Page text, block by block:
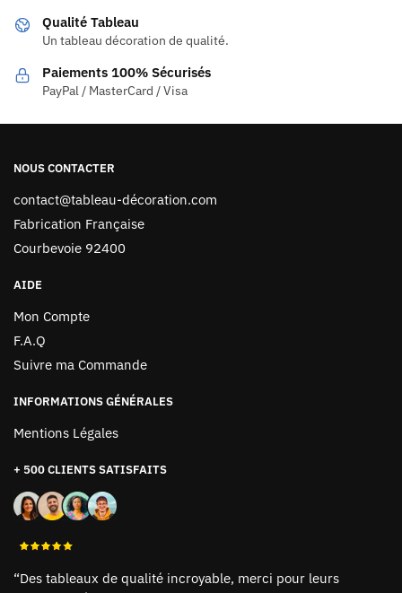
Qualité Tableau
Un tableau décoration de qualité.
Paiements 100% Sécurisés
PayPal / MasterCard / Visa
NOUS CONTACTER
contact@tableau-décoration.com
Fabrication Française
Courbevoie 92400
AIDE
Mon Compte
F.A.Q
Suivre ma Commande
INFORMATIONS GÉNÉRALES
Mentions Légales
+ 500 CLIENTS SATISFAITS
“Des tableaux de qualité incroyable, merci pour leurs